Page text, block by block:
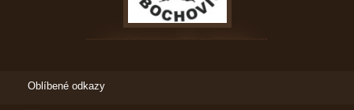
Oblíbené odkazy